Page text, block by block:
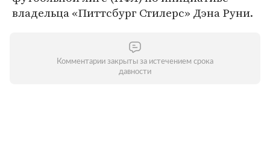
владельца «Питтсбург Стилерс» Дэна Руни.
Комментарии закрыты за истечением срока
давности